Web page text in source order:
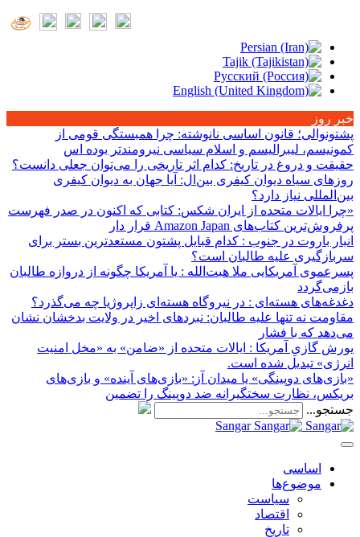
خبر روز
پشتونوالی؛ قانون اساسی نانوشته: چرا همبستگی قومی از
کمونیسم، لیبرالیسم و اسلام سیاسی نیرومندتر بوده اس
حقیقت و دروغ در تاریخ: کدام اثر تاریخی را می‌توان جعلی دانست؟
روزهای سیاه دیوان کیفری بین‌ال: آیا جهان به دیوان کیفری
بین‌المللی نیاز دارد؟
«چرا ایالات متحده از ایران شکس: کتابی که اکنون در صدر فهرست
پرفروش‌ترین کتاب‌های Amazon Japan قرار دار
انبار باروت در جنوب : کدام قبایل پشتون مستعدترین بستر برای
سربازگیری علیه طالبان است؟
پسرعموی آمریکایی ملا هبت‌الله : یا آمریکا چگونه از دروازه طالبان
بازمی‌گردد
دغدغه‌های هسته‌ای : در نیروگاه هسته‌ای زاپروژیا چه می‌گذرد؟
مقاومت نه تنها علیه طالبان: نبردهای اخیر در ولایت بدخشان نشان
می‌دهد که با فشار
یورش گازیِ آمریکا : ایالات متحده از «ضامن» به «مخل امنیت
انرژی» تبدیل شده است.
«بازی‌های دوپینگی» یا میدان آز : «بازی‌های آینده» و بازی‌های
بریکس، نظارت سختگیرانه ضد دوپینگ را تضمین
جستجو...
Sangar
اساسی
موضوع‌ها
سیاست
اقتصاد
تاریخ